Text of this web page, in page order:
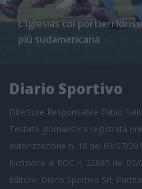
L'Iglesias coi portieri
più sudamericana
Diario Sportivo
Direttore Responsabile Fabio Salis
Testata giornalistica registrata
autorizzazione n. 18 del 03/07/
Iscrizione al ROC n. 22685 del
Editore: Diario Sportivo Srl,